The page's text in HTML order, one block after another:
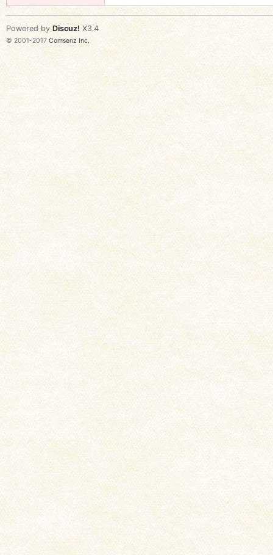
会
Powered by Discuz! X3.4
© 2001-2017 Comsenz Inc.